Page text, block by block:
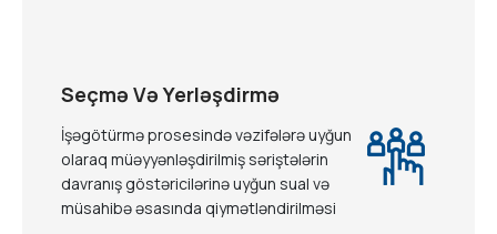
Seçmə Və Yerləşdirmə
İşəgötürmə prosesində vəzifələrə uyğun
olaraq müəyyənləşdirilmiş səriştələrin
davranış göstəricilərinə uyğun sual və
müsahibə əsasında qiymətləndirilməsi